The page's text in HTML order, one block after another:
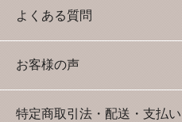
よくある質問
お客様の声
特定商取引法・配送・支払い